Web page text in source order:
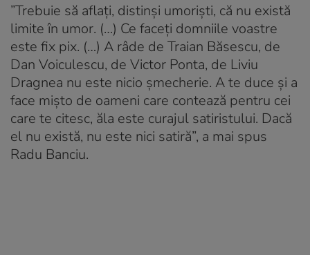
”Trebuie să aflați, distinși umoriști, că nu există
limite în umor. (…) Ce faceți domniile voastre
este fix pix. (…) A râde de Traian Băsescu, de
Dan Voiculescu, de Victor Ponta, de Liviu
Dragnea nu este nicio șmecherie. A te duce și a
face mișto de oameni care contează pentru cei
care te citesc, ăla este curajul satiristului. Dacă
el nu există, nu este nici satiră”, a mai spus
Radu Banciu.